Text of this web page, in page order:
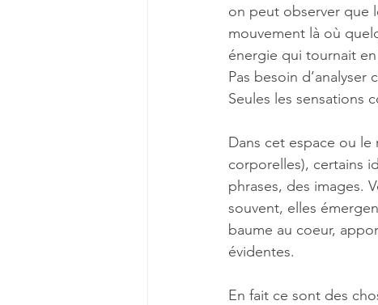
on peut observer que
mouvement là où
énergie qui tournait
Pas besoin d’analyser
Seules les sensations
Dans cet espace ou le
corporelles), certains
phrases, des images.
souvent, elles
baume au coeur,
évidentes.
En fait ce sont des